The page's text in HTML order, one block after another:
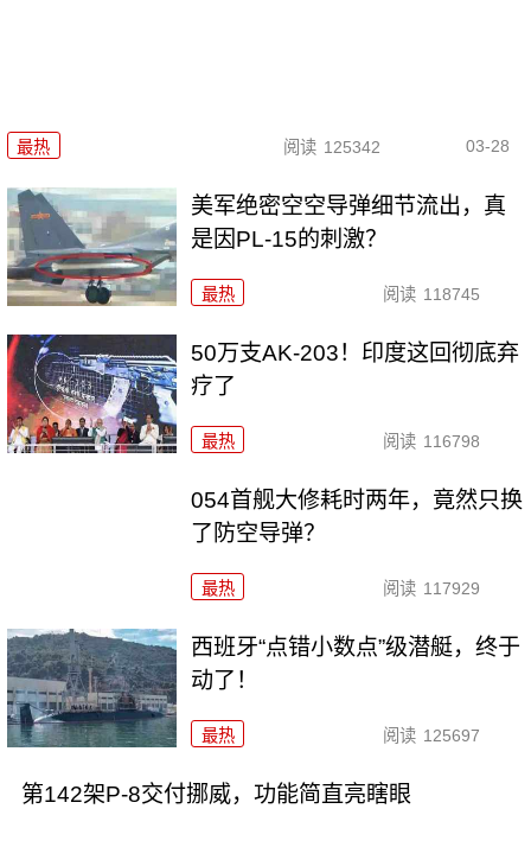
最热 阅读 125342 03-28
美军绝密空空导弹细节流出，真
是因PL-15的刺激？
最热 阅读 118745
50万支AK-203！印度这回彻底弃
疗了
最热 阅读 116798
054首舰大修耗时两年，竟然只换
了防空导弹？
最热 阅读 117929
西班牙“点错小数点”级潜艇，终于
动了！
最热 阅读 125697
第142架P-8交付挪威，功能简直亮瞎眼